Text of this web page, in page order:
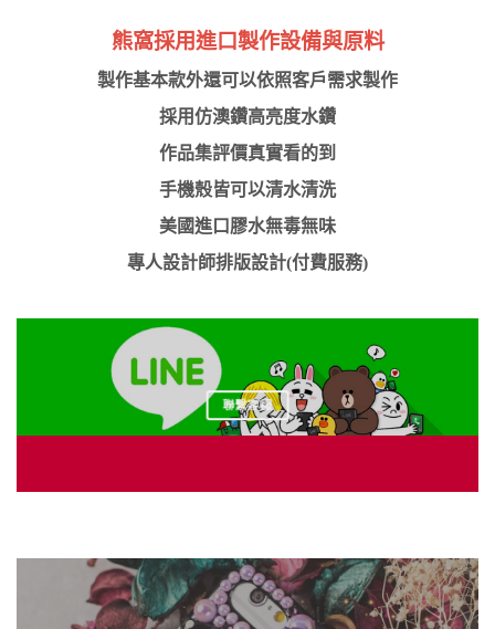
熊窩採用進口製作設備與原料
製作基本款外還可以依照客戶需求製作
採用仿澳鑽高亮度水鑽
作品集評價真實看的到
手機殼皆可以清水清洗
美國進口膠水無毒無味
專人設計師排版設計(付費服務)
聯繫客服